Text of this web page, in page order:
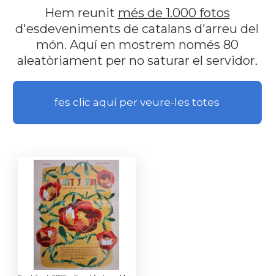
Hem reunit més de 1.000 fotos
d'esdeveniments de catalans d'arreu del
món. Aquí en mostrem només 80
aleatòriament per no saturar el servidor.
fes clic aquí per veure-les totes